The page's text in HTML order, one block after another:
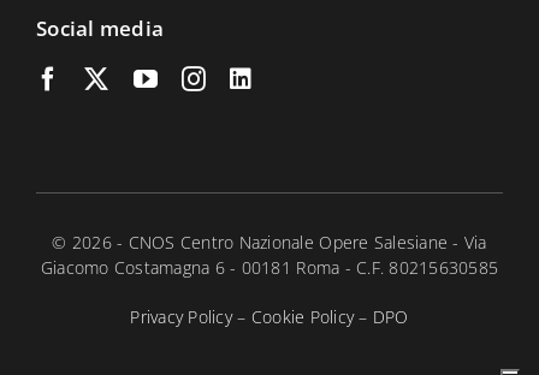
Social media
© 2026 - CNOS Centro Nazionale Opere Salesiane - Via
Giacomo Costamagna 6 - 00181 Roma - C.F. 80215630585
Privacy Policy– Cookie Policy– DPO